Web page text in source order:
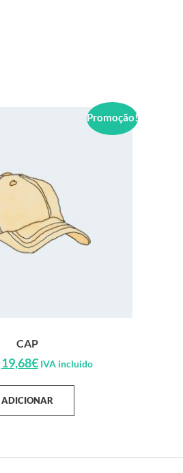
Promoção!
CAP
19,68€ IVA incluido
ADICIONAR